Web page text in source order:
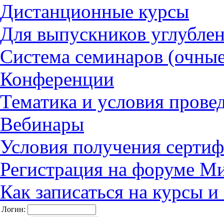
Дистанционные курсы
Для выпускников
Система семинаров
Конференции
Тематика и условия
Вебинары
Условия получения
Регистрация на форуме
Как записаться на курсы
Логин: